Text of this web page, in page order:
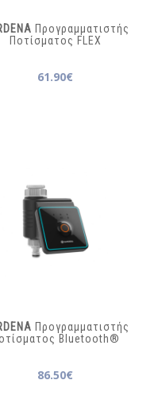
Προγραμματιστής
Ποτίσματος FLEX
61.90€
Προγραμματιστής
Bluetooth®
86.50€